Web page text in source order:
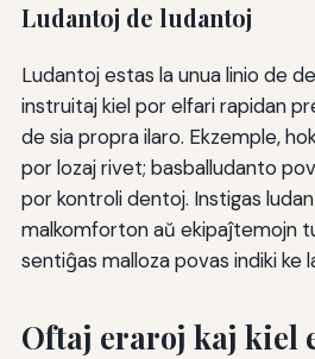
Ludantoj de ludantoj
Ludantoj estas la unua linio de
instruitaj kiel por elfari rapidan
de sia propra ilaro. Ekzemple,
por lozaj rivet; basballudanto
por kontroli dentoj. Instigas
malkomforton aŭ ekipaĵtemojn
sentiĝas malloza povas indiki ke
Oftaj eraroj kaj kiel